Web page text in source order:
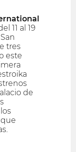
11 al 19
tres
este
de